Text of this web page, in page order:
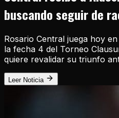
buscando seguir de
Rosario Central juega hoy
la fecha 4 del Torneo
quiere revalidar su triunfo
Leer Noticia